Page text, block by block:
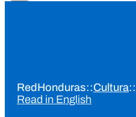
RedHonduras::Cultura::
Read in English